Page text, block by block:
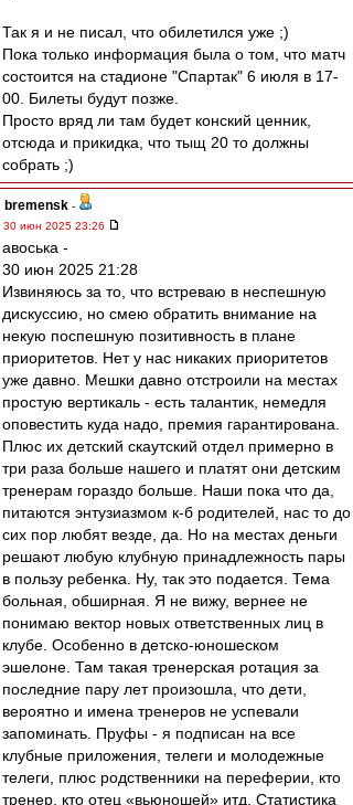
Так я и не писал, что обилетился уже ;)
Пока только информация была о том, что матч
состоится на стадионе "Спартак" 6 июля в 17-
00. Билеты будут позже.
Просто вряд ли там будет конский ценник,
отсюда и прикидка, что тыщ 20 то должны
собрать ;)
bremensk -
30 июн 2025 23:26
авоська -
30 июн 2025 21:28
Извиняюсь за то, что встреваю в неспешную
дискуссию, но смею обратить внимание на
некую поспешную позитивность в плане
приоритетов. Нет у нас никаких приоритетов
уже давно. Мешки давно отстроили на местах
простую вертикаль - есть талантик, немедля
оповестить куда надо, премия гарантирована.
Плюс их детский скаутский отдел примерно в
три раза больше нашего и платят они детским
тренерам гораздо больше. Наши пока что да,
питаются энтузиазмом к-б родителей, нас то до
сих пор любят везде, да. Но на местах деньги
решают любую клубную принадлежность пары
в пользу ребенка. Ну, так это подается. Тема
больная, обширная. Я не вижу, вернее не
понимаю вектор новых ответственных лиц в
клубе. Особенно в детско-юношеском
эшелоне. Там такая тренерская ротация за
последние пару лет произошла, что дети,
вероятно и имена тренеров не успевали
запоминать. Пруфы - я подписан на все
клубные приложения, телеги и молодежные
телеги, плюс родственники на переферии, кто
тренер, кто отец «вьюношей» итд. Статистика